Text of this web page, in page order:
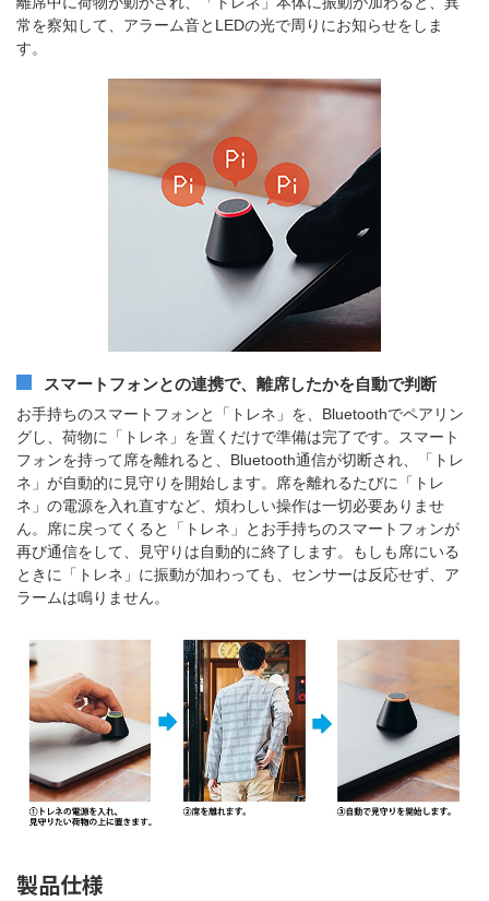
常を察知して、アラーム音とLEDの光で周りにお知らせをしま
す。
スマートフォンとの連携で、離席したかを自動で判断
お手持ちのスマートフォンと「トレネ」を、Bluetoothでペアリン
グし、荷物に「トレネ」を置くだけで準備は完了です。
スマート
フォンを持って席を離れると、Bluetooth通信が切断され、「トレ
ネ」が自動的に見守りを開始します。席を離れるたびに「トレ
ネ」の電源を入れ直すなど、煩わしい操作は一切必要ありませ
ん。
席に戻ってくると「トレネ」とお手持ちのスマートフォンが
再び通信をして、見守りは自動的に終了します。もしも席にいる
ときに「トレネ」に振動が加わっても、センサーは反応せず、ア
ラームは鳴りません。
製品仕様